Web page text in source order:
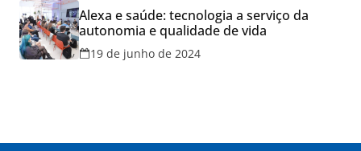
Alexa e saúde: tecnologia a serviço da
autonomia e qualidade de vida
19 de junho de 2024